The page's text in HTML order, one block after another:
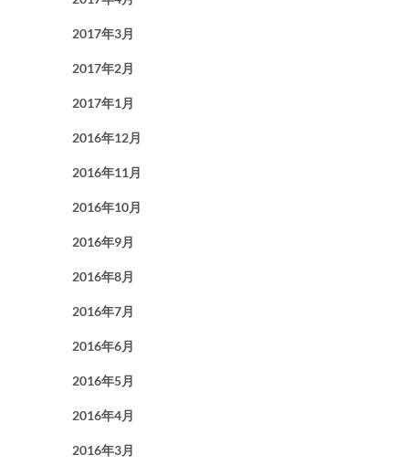
2017年3月
2017年2月
2017年1月
2016年12月
2016年11月
2016年10月
2016年9月
2016年8月
2016年7月
2016年6月
2016年5月
2016年4月
2016年3月